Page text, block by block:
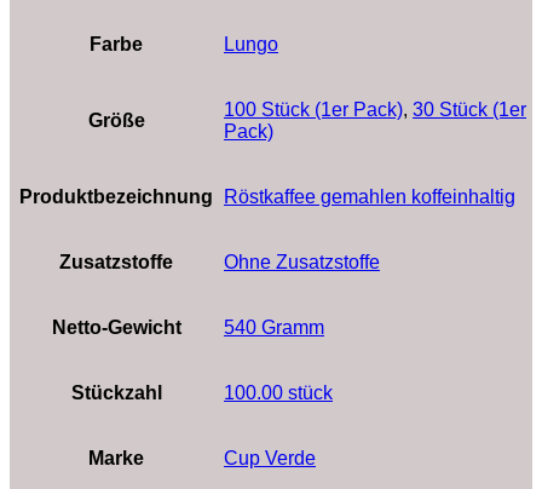
Farbe Lungo
Größe
100 Stück (1er Pack), 30 Stück (1er
Pack)
Produktbezeichnung ‎Röstkaffee gemahlen koffeinhaltig
Zusatzstoffe ‎Ohne Zusatzstoffe
Netto-Gewicht ‎540 Gramm
Stückzahl ‎100.00 stück
Marke ‎Cup Verde